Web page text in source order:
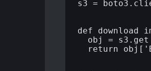
s3 =
def
obj =
return